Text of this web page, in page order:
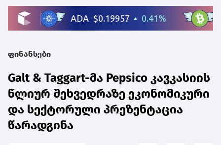
ფინანსები
Galt & Taggart-მა Pepsico კავკასიის
წლიურ შეხვედრაზე ეკონომიკური
და სექტორული პრეზენტაცია
წარადგინა